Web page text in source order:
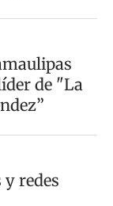
de "La
y redes